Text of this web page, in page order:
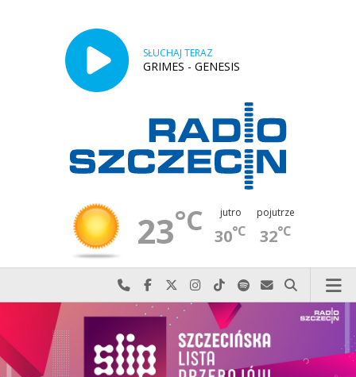
SŁUCHAJ TERAZ
GRIMES - GENESIS
23°C jutro
30°C
pojutrze
32°C
Najlepiej po prostu do nas zadzwoń
Odwiedź nas na Facebook-u
Odwiedź nas na X
Odwiedź nas na Instagram-ie
Odwiedź nas na TikTok-u
Szukaj nas na Spotify
Wyślij do nas
Szukaj